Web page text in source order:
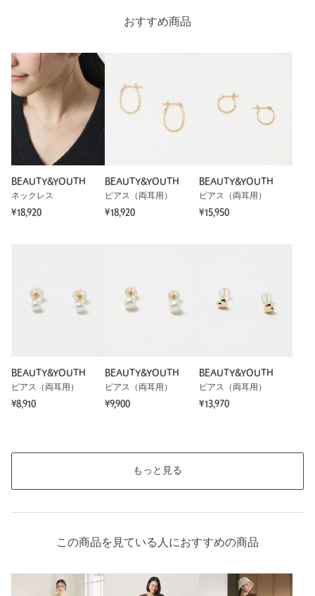
アクセサリー | ピアス（両耳用）
素材
洗濯表示 洗濯表示について
原産国
商品番号
おすすめ商品
BEAUTY&YOUTH
ネックレス
¥18,920
BEAUTY&YOUTH
ピアス（両耳用）
¥18,920
BEAUTY&YOUTH
ピアス（両耳用）
¥15,950
BEAUTY&YOUTH
ピアス（両耳用）
¥8,910
BEAUTY&YOUTH
ピアス（両耳用）
¥9,900
BEAUTY&YOUTH
ピアス（両耳用）
¥13,970
もっと見る
この商品を見ている人におすすめの商品